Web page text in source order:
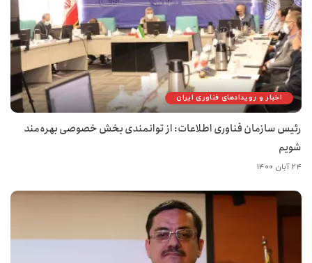
اخبار و رویدادهای فناوری ایران
رئیس سازمان فناوری اطلاعات: از توانمندی بخش خصوصی بهره‌مند
شویم
۲۴ آبان ۱۴۰۰